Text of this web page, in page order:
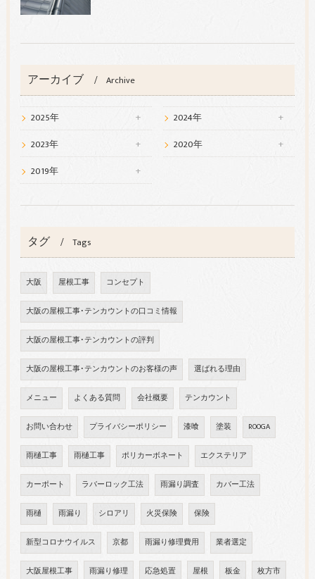
アーカイブ Archive
2025年
2024年
2023年
2020年
2019年
タグ Tags
大阪 屋根工事 コンセプト
大阪の屋根工事･テンカウントの口コミ情報
大阪の屋根工事･テンカウントの評判
大阪の屋根工事･テンカウントのお客様の声 選ばれる理由
メニュー よくある質問 会社概要 テンカウント
お問い合わせ プライバシーポリシー 漆喰 塗装 ROOGA
雨樋工事 雨樋工事 ポリカーボネート エクステリア
カーポート ラバーロック工法 雨漏り調査 カバー工法
雨樋 雨漏り シロアリ 火災保険 保険
新型コロナウイルス 京都 雨漏り修理費用 業者選定
大阪屋根工事 雨漏り修理 応急処置 屋根 板金 枚方市